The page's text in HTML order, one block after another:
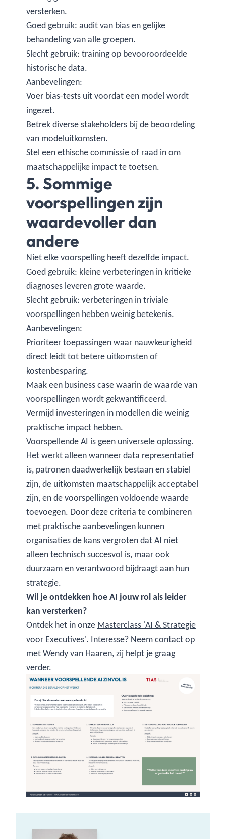
versterken.
Goed gebruik: audit van bias en gelijke
behandeling van alle groepen.
Slecht gebruik: training op bevooroordeelde
historische data.
Aanbevelingen:
Voer bias-tests uit voordat een model wordt
ingezet.
Betrek diverse stakeholders bij de beoordeling
van modeluitkomsten.
Stel een ethische commissie of raad in om
maatschappelijke impact te toetsen.
5. Sommige
voorspellingen zijn
waardevoller dan
andere
Niet elke voorspelling heeft dezelfde impact.
Goed gebruik: kleine verbeteringen in kritieke
diagnoses leveren grote waarde.
Slecht gebruik: verbeteringen in triviale
voorspellingen hebben weinig betekenis.
Aanbevelingen:
Prioriteer toepassingen waar nauwkeurigheid
direct leidt tot betere uitkomsten of
kostenbesparing.
Maak een business case waarin de waarde van
voorspellingen wordt gekwantificeerd.
Vermijd investeringen in modellen die weinig
praktische impact hebben.
Voorspellende AI is geen universele oplossing.
Het werkt alleen wanneer data representatief
is, patronen daadwerkelijk bestaan en stabiel
zijn, de uitkomsten maatschappelijk acceptabel
zijn, en de voorspellingen voldoende waarde
toevoegen. Door deze criteria te combineren
met praktische aanbevelingen kunnen
organisaties de kans vergroten dat AI niet
alleen technisch succesvol is, maar ook
duurzaam en verantwoord bijdraagt aan hun
strategie.
Wil je ontdekken hoe AI jouw rol als leider
kan versterken?
Ontdek het in onze Masterclass 'AI & Strategie
voor Executives'. Interesse? Neem contact op
metWendy van Haaren, zij helpt je graag
verder.